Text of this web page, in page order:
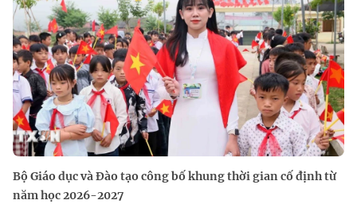
Bộ Giáo dục và Đào tạo công bố khung thời gian cố định từ
năm học 2026-2027